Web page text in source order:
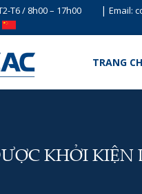
T6 / 8h00 – 17h00 | Email:
TRANG
KHỞI KIỆN